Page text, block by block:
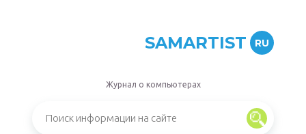
SAMARTIST RU
Журнал о компьютерах